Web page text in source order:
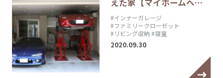
えた家【マイホームへ…
#インナーガレージ
#ファミリークローゼット
#リビング収納 #寝室
2020.09.30